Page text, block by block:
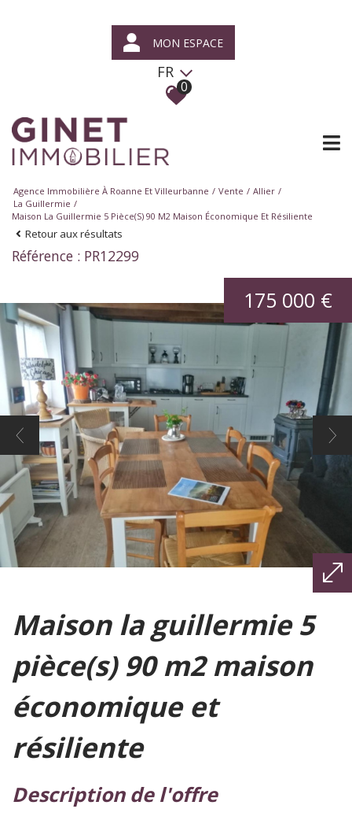
MON ESPACE
FR
0
Agence Immobilière À Roanne Et Villeurbanne Vente
Allier
La Guillermie
Maison La Guillermie 5 Pièce(s) 90 M2 Maison Économique Et Résiliente
Retour aux résultats
Référence : PR12299
175 000 €
maison la guillermie 5
pièce(s) 90 m2 maison
économique et
résiliente
description de l'offre